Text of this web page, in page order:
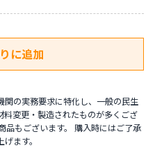
の実務要求に特化し、一般の民生
変更・製造されたものが多くござ
品もございます。 購入時にはご了承
ます。